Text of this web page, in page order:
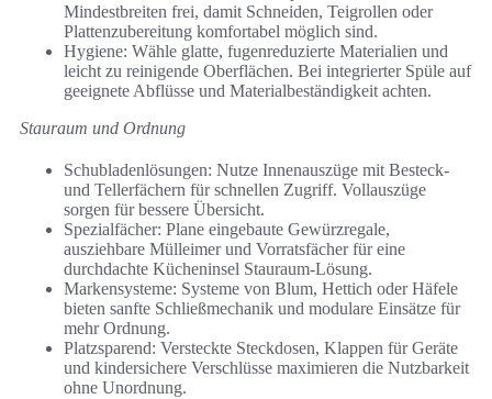
Mindestbreiten frei, damit Schneiden, Teigrollen oder
Plattenzubereitung komfortabel möglich sind.
Hygiene: Wähle glatte, fugenreduzierte Materialien und
leicht zu reinigende Oberflächen. Bei integrierter Spüle auf
geeignete Abflüsse und Materialbeständigkeit achten.
Stauraum und Ordnung
Schubladenlösungen: Nutze Innenauszüge mit Besteck-
und Tellerfächern für schnellen Zugriff. Vollauszüge
sorgen für bessere Übersicht.
Spezialfächer: Plane eingebaute Gewürzregale,
ausziehbare Mülleimer und Vorratsfächer für eine
durchdachte Kücheninsel Stauraum-Lösung.
Markensysteme: Systeme von Blum, Hettich oder Häfele
bieten sanfte Schließmechanik und modulare Einsätze für
mehr Ordnung.
Platzsparend: Versteckte Steckdosen, Klappen für Geräte
und kindersichere Verschlüsse maximieren die Nutzbarkeit
ohne Unordnung.